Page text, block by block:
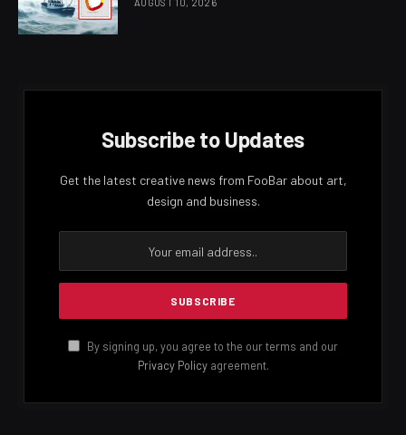
බැරලයක මිල ඩොලර් 96.09 දක්වා ඉහළ ගොස් ඇති අතර එය
සියයට 1.76ක ඉහළ යාමක් ලෙස දැක්වේ.
FacebookTwitter Pinterest LinkedIn
ඉක්මවූ තද වැසි
වැසි
LANKA24X7